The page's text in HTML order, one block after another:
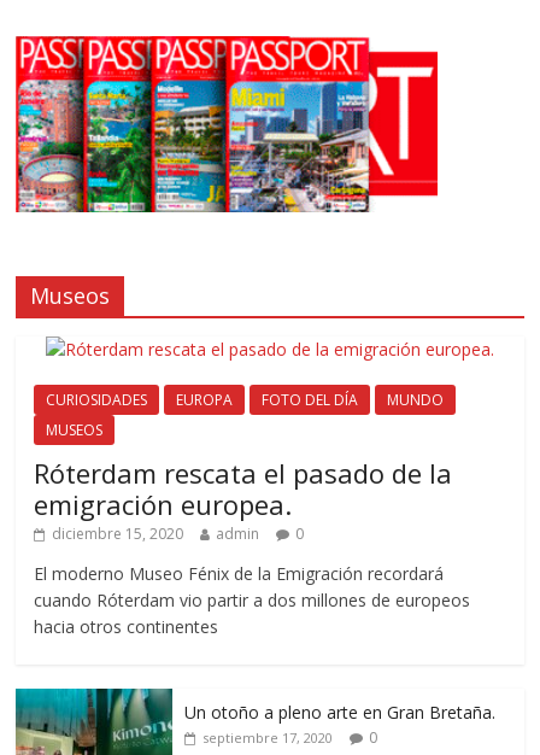
Museos
CURIOSIDADES EUROPA FOTO DEL DÍA
MUNDO
MUSEOS
Róterdam rescata el pasado de la
emigración europea.
diciembre 15, 2020 admin 0
El moderno Museo Fénix de la Emigración recordará
cuando Róterdam vio partir a dos millones de europeos
hacia otros continentes
Un otoño a pleno arte en Gran Bretaña.
septiembre 17, 2020 0